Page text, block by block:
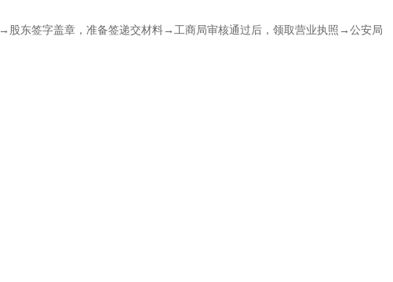
东签字盖章，准备签递交材料→工商局审核通过后，领取营业执照→公安局